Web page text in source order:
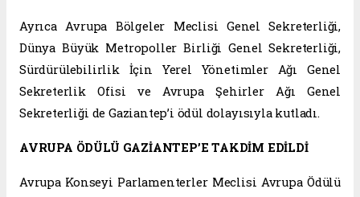
Ayrıca Avrupa Bölgeler Meclisi Genel Sekreterliği,
Dünya Büyük Metropoller Birliği Genel Sekreterliği,
Sürdürülebilirlik İçin Yerel Yönetimler Ağı Genel
Sekreterlik Ofisi ve Avrupa Şehirler Ağı Genel
Sekreterliği de Gaziantep’i ödül dolayısıyla kutladı.
AVRUPA ÖDÜLÜ GAZİANTEP’E TAKDİM EDİLDİ
Avrupa Konseyi Parlamenterler Meclisi Avrupa Ödülü